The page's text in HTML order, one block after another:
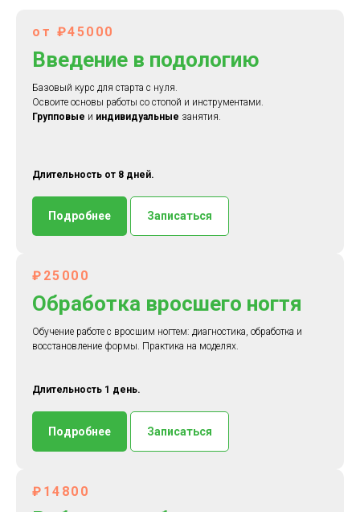
от ₽45000
Введение в подологию
Базовый курс для старта с нуля.
Освоите основы работы со стопой и инструментами.
Групповые и индивидуальные занятия.
Длительность от 8 дней.
Подробнее Записаться
₽25000
Обработка вросшего ногтя
Обучение работе с вросшим ногтем: диагностика, обработка и
восстановление формы. Практика на моделях.
Длительность 1 день.
Подробнее Записаться
₽14800